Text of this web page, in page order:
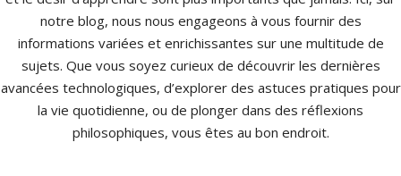
notre blog, nous nous engageons à vous fournir des
informations variées et enrichissantes sur une multitude de
sujets. Que vous soyez curieux de découvrir les dernières
avancées technologiques, d’explorer des astuces pratiques pour
la vie quotidienne, ou de plonger dans des réflexions
philosophiques, vous êtes au bon endroit.